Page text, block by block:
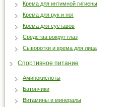
Крема для интимной гигиены
Крема для рук и ног
Крема для суставов
Средства вокруг глаз
Сыворотки и крема для лица
Спортивное питание
Аминокислоты
Батончики
Витамины и минералы